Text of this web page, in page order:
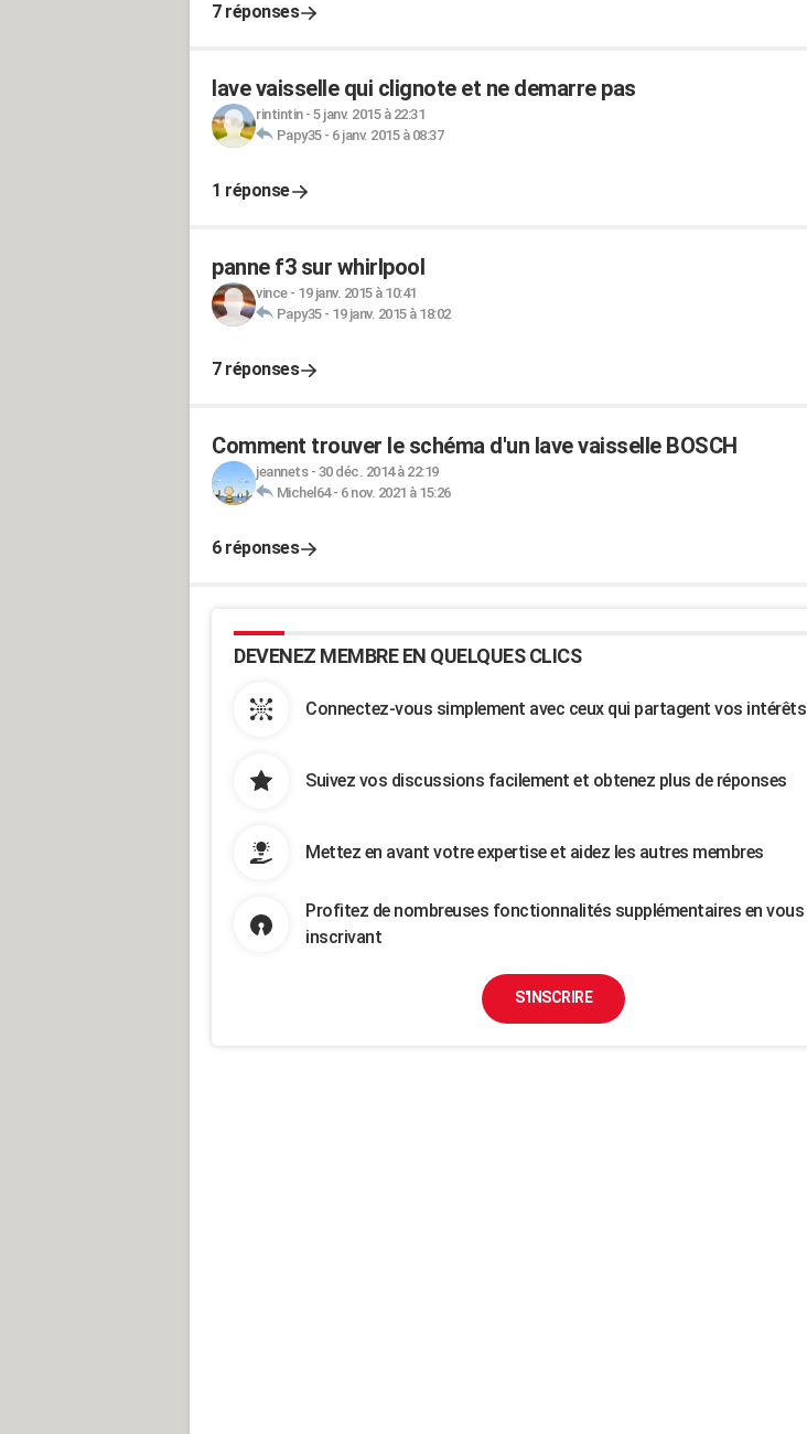
7 réponses
lave vaisselle qui clignote et ne demarre pas
rintintin- 5 janv. 2015 à 22:31
Papy35- 6 janv. 2015 à 08:37
1 réponse
panne f3 sur whirlpool
vince- 19 janv. 2015 à 10:41
Papy35- 19 janv. 2015 à 18:02
7 réponses
Comment trouver le schéma d'un lave vaisselle BOSCH
jeannets- 30 déc. 2014 à 22:19
Michel64- 6 nov. 2021 à 15:26
6 réponses
DEVENEZ MEMBRE EN QUELQUES CLICS
Connectez-vous simplement avec ceux qui partagent vos intérêts
Suivez vos discussions facilement et obtenez plus de réponses
Mettez en avant votre expertise et aidez les autres membres
Profitez de nombreuses fonctionnalités supplémentaires en vous
inscrivant
S'INSCRIRE